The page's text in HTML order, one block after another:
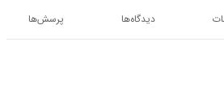
دیدگاه‌ها پرسش‌ها